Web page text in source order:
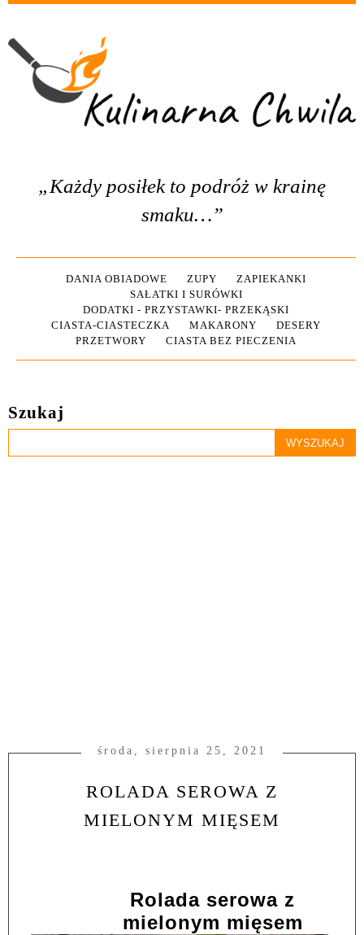
„Każdy posiłek to podróż w krainę
smaku…”
DANIA OBIADOWE ZUPY
ZAPIEKANKI
SAŁATKI I SURÓWKI
DODATKI - PRZYSTAWKI- PRZEKĄSKI
CIASTA-CIASTECZKA
MAKARONY
DESERY
PRZETWORY
CIASTA BEZ PIECZENIA
Szukaj
środa, sierpnia 25, 2021
ROLADA SEROWA Z
MIELONYM MIĘSEM
Rolada serowa z
mielonym mięsem